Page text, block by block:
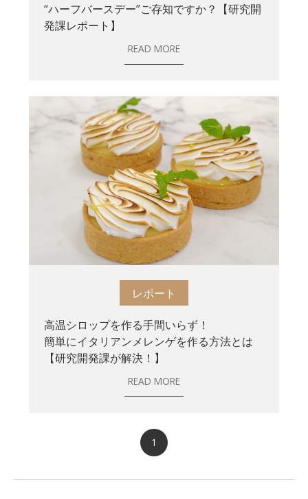
“ハーフバースデー”ご存知ですか？【研究開
発課レポート】
READ MORE
レポート
高温シロップを作る手間いらず！
簡単にイタリアンメレンゲを作る方法とは
【研究開発課が解決！】
READ MORE
1